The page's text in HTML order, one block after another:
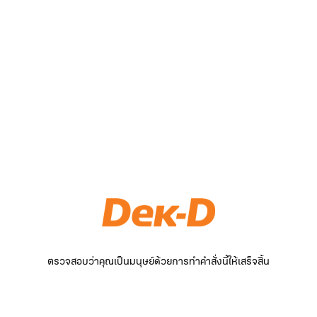
ตรวจสอบว่าคุณเป็นมนุษย์ด้วยการทำคำสั่งนี้ให้เสร็จสิ้น